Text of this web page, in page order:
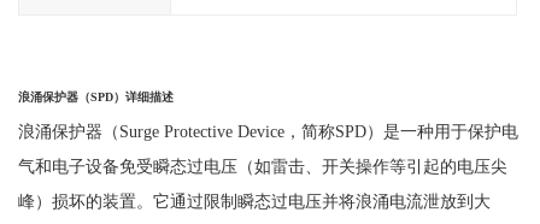
浪涌保护器（SPD）详细描述
浪涌保护器（Surge Protective Device，简称SPD）是一种用于保护电
气和电子设备免受瞬态过电压（如雷击、开关操作等引起的电压尖
峰）损坏的装置。它通过限制瞬态过电压并将浪涌电流泄放到大